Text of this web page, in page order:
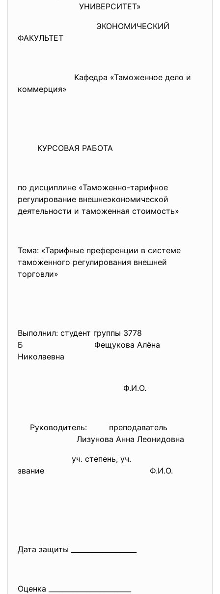
УНИВЕРСИТЕТ»
ЭКОНОМИЧЕСКИЙ
ФАКУЛЬТЕТ
Кафедра «Таможенное дело и
коммерция»
КУРСОВАЯ РАБОТА
по дисциплине «Таможенно-тарифное
регулирование внешнеэкономической
деятельности и таможенная стоимость»
Тема: «Тарифные преференции в системе
таможенного регулирования внешней
торговли»
Выполнил: студент группы 3778
Б Фещукова Алёна
Николаевна
Ф.И.О.
Руководитель: преподаватель
Лизунова Анна Леонидовна
уч. степень, уч.
звание
Ф.И.О.
Дата защиты ___________________
Оценка ________________________